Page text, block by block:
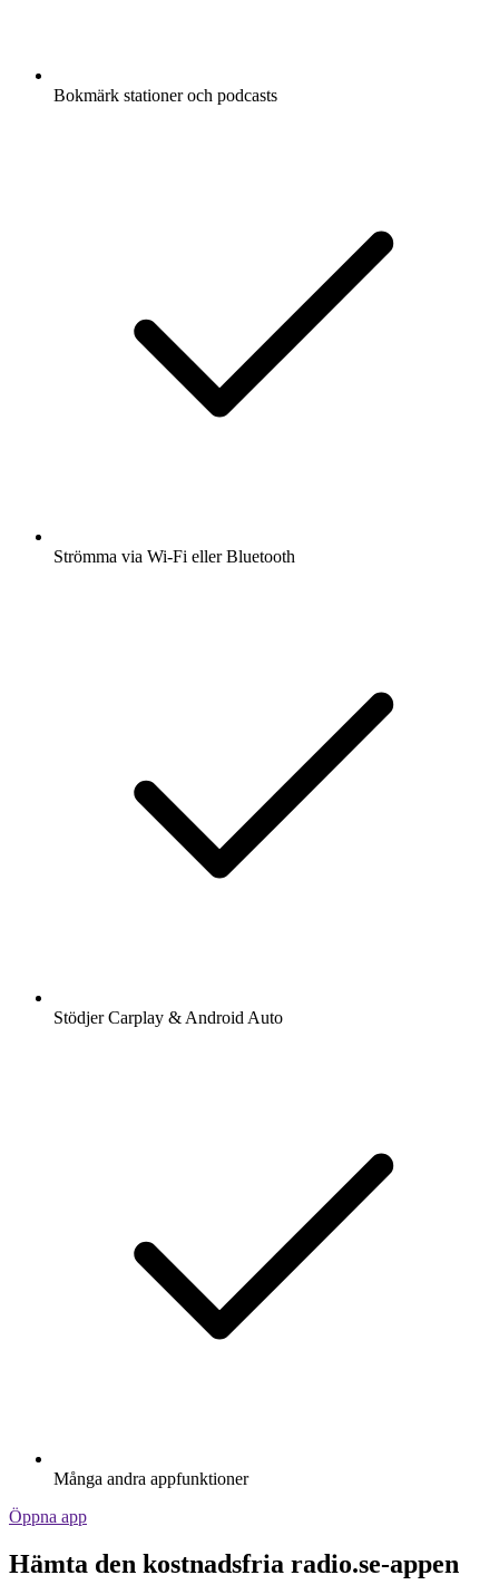
Bokmärk stationer och podcasts
Strömma via Wi-Fi eller Bluetooth
Stödjer Carplay & Android Auto
Många andra appfunktioner
Öppna app
Hämta den kostnadsfria radio.se-appen